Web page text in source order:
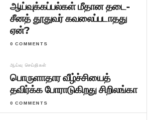
ஆய்வுக்கப்பல்கள் மீதான தடை-
சீனத் தூதுவர் கவலைப்படாதது
ஏன்?
0 COMMENTS
ஆய்வு செய்திகள்
பொருளாதார வீழ்ச்சியைத்
தவிர்க்க போராடுகிறது சிறிலங்கா
0 COMMENTS